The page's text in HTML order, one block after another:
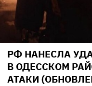
РФ НАНЕСЛА
В ОДЕССКОМ
АТАКИ